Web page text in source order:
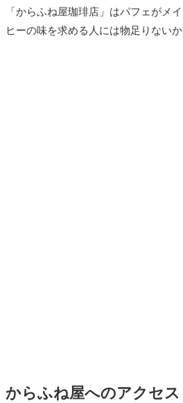
「からふね屋珈琲店」はパフェがメ
ヒーの味を求める人には物足りないか
からふね屋へのアクセス